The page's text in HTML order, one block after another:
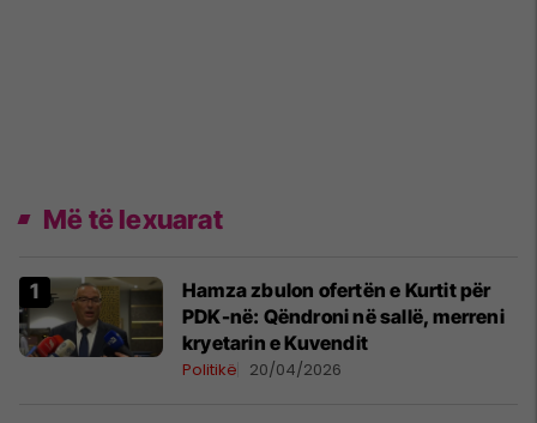
Më të lexuarat
Hamza zbulon ofertën e Kurtit për
PDK-në: Qëndroni në sallë, merreni
kryetarin e Kuvendit
Politikë 20/04/2026